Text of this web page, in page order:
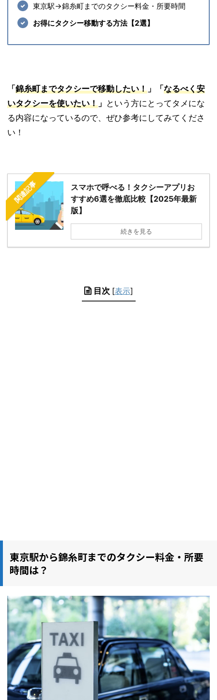
東京駅→錦糸町までのタクシー料金・所要時間
お得にタクシー移動する方法【2選】
「錦糸町までタクシーで移動したい！ 」「なるべく安
いタクシーを使いたい！ 」 という方にとってタメにな
る内容になっているので、ぜひ参考にしてみてくださ
い！
関連記事
スマホで呼べる！タクシーアプリお
すすめ6選を徹底比較【2025年最新
版】
続きを見る
目次 [表示]
東京駅から錦糸町までのタクシー料金・所要
時間は？